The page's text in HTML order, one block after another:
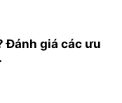
Đánh giá các ưu